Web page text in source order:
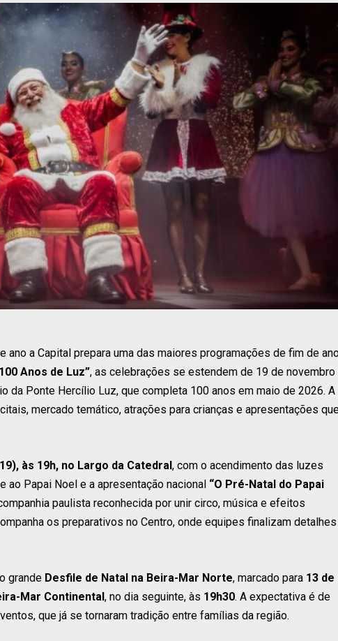
ano a Capital prepara uma das maiores programações de fim de
Anos de Luz”, as celebrações se estendem de 19 de novembro
da Ponte Hercílio Luz, que completa 100 anos em maio de 2026. A
mercado temático, atrações para crianças e apresentações
às 19h, no Largo da Catedral, com o acendimento das luzes
ao Papai Noel e a apresentação nacional “O Pré-Natal do Papai
paulista reconhecida por unir circo, música e efeitos
os preparativos no Centro, onde equipes finalizam detalhes
grande Desfile de Natal na Beira-Mar Norte, marcado para 13 de
Mar Continental, no dia seguinte, às 19h30. A expectativa é de
que já se tornaram tradição entre famílias da região.